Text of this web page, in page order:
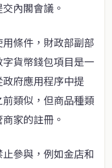
內閣會議。
條件，財政部副部
貨幣錢包項目是一
府應用程序中提
類似，但商品種類
家的註冊。
參與，例如金店和